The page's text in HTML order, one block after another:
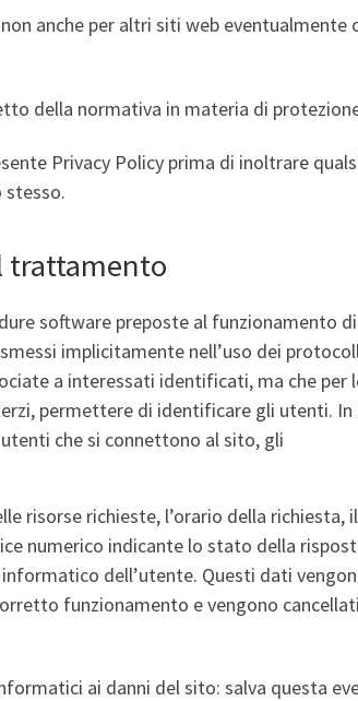
anche per altri siti web
della normativa in materia di
Privacy Policy prima di inoltrare
stesso.
trattamento
software preposte al funzionamento
implicitamente nell’uso dei
a interessati identificati, ma che
permettere di identificare gli utenti.
che si connettono al sito, gli
risorse richieste, l’orario della
numerico indicante lo stato della
dell’utente. Questi dati
funzionamento e vengono
ai danni del sito: salva questa